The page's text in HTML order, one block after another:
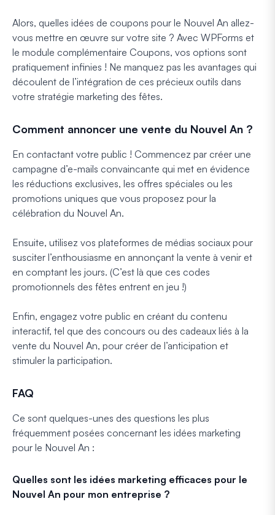
Alors, quelles idées de coupons pour le Nouvel An allez-
vous mettre en œuvre sur votre site ? Avec WPForms et
le module complémentaire Coupons, vos options sont
pratiquement infinies ! Ne manquez pas les avantages qui
découlent de l’intégration de ces précieux outils dans
votre stratégie marketing des fêtes.
Comment annoncer une vente du Nouvel An ?
En contactant votre public ! Commencez par créer une
campagne d’e-mails convaincante qui met en évidence
les réductions exclusives, les offres spéciales ou les
promotions uniques que vous proposez pour la
célébration du Nouvel An.
Ensuite, utilisez vos plateformes de médias sociaux pour
susciter l’enthousiasme en annonçant la vente à venir et
en comptant les jours. (C’est là que ces codes
promotionnels des fêtes entrent en jeu !)
Enfin, engagez votre public en créant du contenu
interactif, tel que des concours ou des cadeaux liés à la
vente du Nouvel An, pour créer de l’anticipation et
stimuler la participation.
FAQ
Ce sont quelques-unes des questions les plus
fréquemment posées concernant les idées marketing
pour le Nouvel An :
Quelles sont les idées marketing efficaces pour le
Nouvel An pour mon entreprise ?